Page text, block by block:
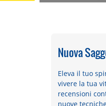
Nuova
Eleva il tuo
vivere la tua
recensioni
nuove